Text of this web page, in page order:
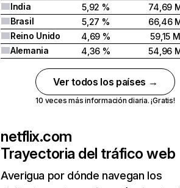
India
5,92 %
74,69
Brasil
5,27 %
66,46
Reino Unido
4,69 %
59,15 M
Alemania
4,36 % 54,96
Ver todos los países →
10 veces más información diaria. ¡Gratis!
netflix.com
Trayectoria del tráfico web
Averigua por dónde navegan los